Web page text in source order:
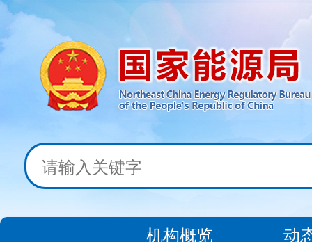
机构概览
动